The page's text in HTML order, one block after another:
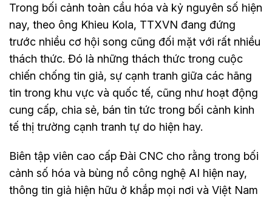
Trong bối cảnh toàn cầu hóa và kỷ nguyên số hiện
nay, theo ông Khieu Kola, TTXVN đang đứng
trước nhiều cơ hội song cũng đối mặt với rất nhiều
thách thức. Đó là những thách thức trong cuộc
chiến chống tin giả, sự cạnh tranh giữa các hãng
tin trong khu vực và quốc tế, cũng như hoạt động
cung cấp, chia sẻ, bán tin tức trong bối cảnh kinh
tế thị trường cạnh tranh tự do hiện hay.
Biên tập viên cao cấp Đài CNC cho rằng trong bối
cảnh số hóa và bùng nổ công nghệ AI hiện nay,
thông tin giả hiện hữu ở khắp mọi nơi và Việt Nam